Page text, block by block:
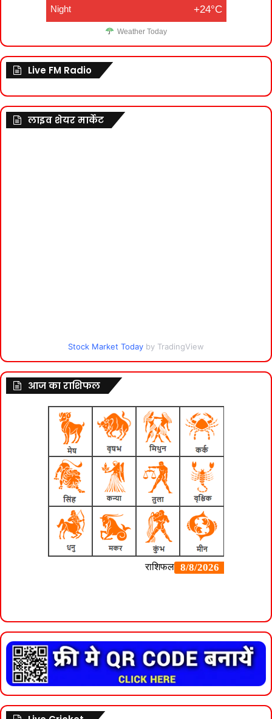
Night +24°C
Weather Today
Live FM Radio
लाइव शेयर मार्केट
Stock Market Today by TradingView
आज का राशिफल